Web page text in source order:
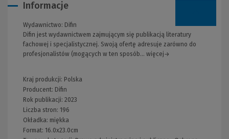
Informacje
Wydawnictwo: Difin
Difin jest wydawnictwem zajmującym się publikacją literatury
fachowej i specjalistycznej. Swoją ofertę adresuje zarówno do
profesjonalistów (mogących w ten sposób... więcej→
Kraj produkcji: Polska
Producent: Difin
Rok publikacji: 2023
Liczba stron: 196
Okładka: miękka
Format: 16.0x23.0cm